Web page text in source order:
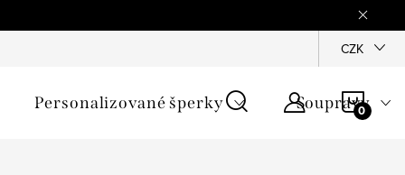
Jak
CZK
Personalizované šperky Soupravy